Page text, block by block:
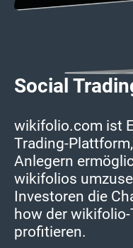
Social
wikifolio.com ist
Trading-
Anlegern
wikifolios
Investoren die
how der
profitieren.